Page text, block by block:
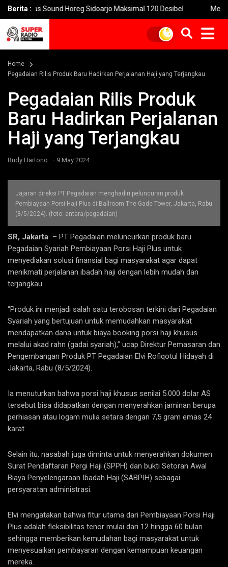
Berita :
Sound Horeg Sidoarjo Maksimal 120 Desibel Menteri
Home
Pegadaian Rilis Produk Baru Hadirkan Perjalanan Haji yang Terjangkau
Pegadaian Rilis Produk
Baru Hadirkan Perjalanan
Haji yang Terjangkau
Rudy Hartono - 9 May 2024
Jajaran direksi PT Pegadaian menghadiri peluncuran produk
Pembiayaan Porsi Haji Plus di Ballroom The Gade Tower, Jakarta, Rabu
(8/5/2024). (foto: antara/pegadaian)
SR, Jakarta – PT Pegadaian meluncurkan produk baru
Pegadaian Syariah Pembiayaan Porsi Haji Plus untuk
menyediakan solusi finansial bagi masyarakat agar dapat
menikmati perjalanan ibadah haji dengan lebih mudah dan
terjangkau.
“Produk ini menjadi salah satu terobosan terkini dari Pegadaian
Syariah yang bertujuan untuk memudahkan masyarakat
mendapatkan dana untuk biaya booking porsi haji khusus
melalui akad rahn (gadai syariah),” ucap Direktur Pemasaran dan
Pengembangan Produk PT Pegadaian Elvi Rofiqotul Hidayah di
Jakarta, Rabu (8/5/2024).
Ia menuturkan bahwa porsi haji khusus senilai 5.000 dolar AS
tersebut bisa didapatkan dengan menyerahkan jaminan berupa
perhiasan atau logam mulia setara dengan 7,5 gram emas 24
karat.
Selain itu, nasabah juga diminta untuk menyerahkan dokumen
Surat Pendaftaran Pergi Haji (SPPH) dan bukti Setoran Awal
Biaya Penyelengaraan Ibadah Haji (SABPIH) sebagai
persyaratan administrasi.
Elvi mengatakan bahwa fitur utama dari Pembiayaan Porsi Haji
Plus adalah fleksibilitas tenor mulai dari 12 hingga 60 bulan
sehingga memberikan kemudahan bagi masyarakat untuk
menyesuaikan pembayaran dengan kemampuan keuangan
mereka.